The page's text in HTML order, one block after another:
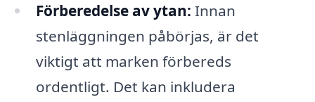
Förberedelse av ytan: Innan
stenläggningen påbörjas, är det
viktigt att marken förbereds
ordentligt. Det kan inkludera